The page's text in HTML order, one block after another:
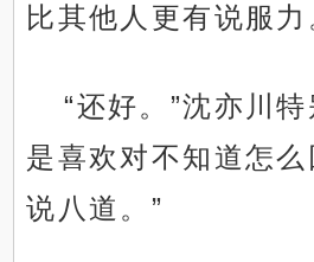
比其他人更有说服力
“还好。”沈亦川特
是喜欢对不知道怎
说八道。”